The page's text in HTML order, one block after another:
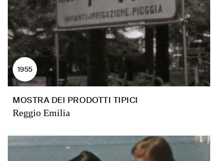
1955
MOSTRA DEI PRODOTTI TIPICI
Reggio Emilia